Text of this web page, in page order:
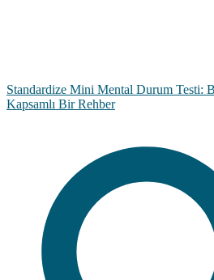
Standardize Mini Mental Durum Testi:
Kapsamlı Bir Rehber